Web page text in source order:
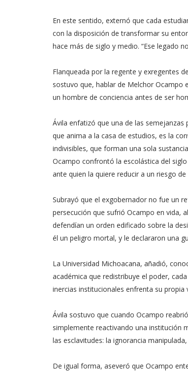
En este sentido, externó que cada
con la disposición de transformar su
hace más de siglo y medio. “Ese legado
Flanqueada por la regente y exregentes
sostuvo que, hablar de Melchor Ocampo
un hombre de conciencia antes de ser
Ávila enfatizó que una de las
que anima a la casa de estudios, es la
indivisibles, que forman una sola
Ocampo confrontó la escolástica del
ante quien la quiere reducir a un riesgo de
Subrayó que el exgobernador no fue un
persecución que sufrió Ocampo en vida,
defendían un orden edificado sobre la
él un peligro mortal, y le declararon una
La Universidad Michoacana, añadió,
académica que redistribuye el poder,
inercias institucionales enfrenta su propia
Ávila sostuvo que cuando Ocampo
simplemente reactivando una institución
las esclavitudes: la ignorancia
De igual forma, aseveró que Ocampo